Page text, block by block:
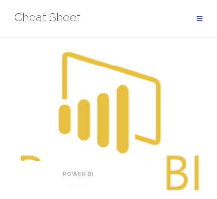
Cheat Sheet
POWER BI